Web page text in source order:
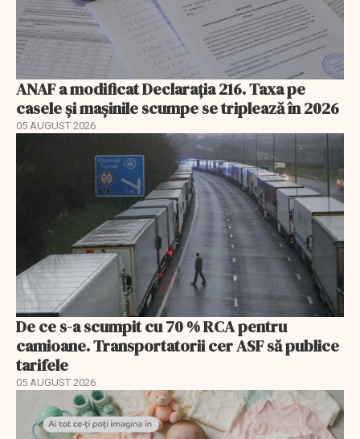
ANAF a modificat Declarația 216. Taxa pe
casele și mașinile scumpe se triplează în 2026
05 AUGUST 2026
De ce s-a scumpit cu 70 % RCA pentru
camioane. Transportatorii cer ASF să publice
tarifele
05 AUGUST 2026